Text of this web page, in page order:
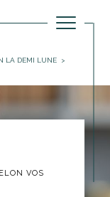
LA DEMI LUNE
VOS